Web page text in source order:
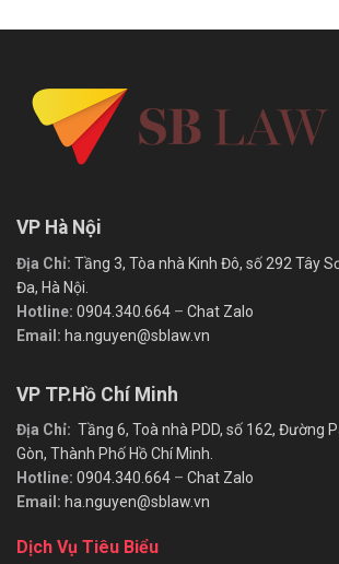
VP Hà Nội
Địa Chỉ: Tầng 3, Tòa nhà Kinh Đô, số 292 Tây
Đa, Hà Nội.
Hotline: 0904.340.664 – Chat Zalo
Email: ha.nguyen@sblaw.vn
VP TP.Hồ Chí Minh
Địa Chỉ: Tầng 6, Toà nhà PDD, số 162, Đường
Gòn, Thành Phố Hồ Chí Minh.
Hotline: 0904.340.664 – Chat Zalo
Email: ha.nguyen@sblaw.vn
Dịch Vụ Tiêu Biểu